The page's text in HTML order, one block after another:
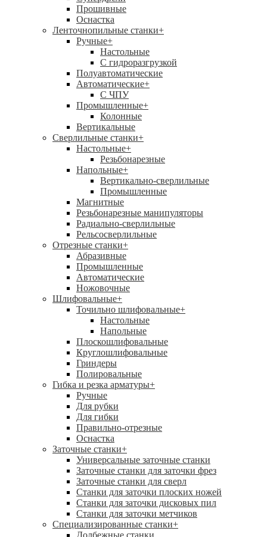
Прошивные
Оснастка
Ленточнопильные станки+
Ручные+
Настольные
С гидроразгрузкой
Полуавтоматические
Автоматические+
С ЧПУ
Промышленные+
Колонные
Вертикальные
Сверлильные станки+
Настольные+
Резьбонарезные
Напольные+
Вертикально-сверлильные
Промышленные
Магнитные
Резьбонарезные манипуляторы
Радиально-сверлильные
Рельсосверлильные
Отрезные станки+
Абразивные
Промышленные
Автоматические
Ножовочные
Шлифовальные+
Точильно шлифовальные+
Настольные
Напольные
Плоскошлифовальные
Круглошлифовальные
Гриндеры
Полировальные
Гибка и резка арматуры+
Ручные
Для рубки
Для гибки
Правильно-отрезные
Оснастка
Заточные станки+
Универсальные заточные станки
Заточные станки для заточки фрез
Заточные станки для сверл
Станки для заточки плоских ножей
Станки для заточки дисковых пил
Станки для заточки метчиков
Специализированные станки+
Долбежные станки